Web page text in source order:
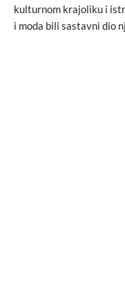
kulturnom krajoliku i
i moda bili sastavni dio